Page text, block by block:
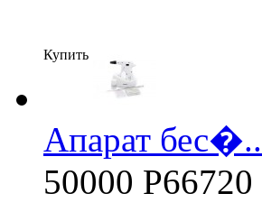
Купить
Апарат
50000 Р66720